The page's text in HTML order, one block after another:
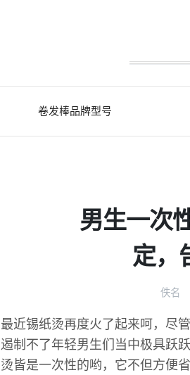
卷发棒品牌型号
男生一次
定，
佚名
最近锡纸烫再度火了起来呵，尽
遏制不了年轻男生们当中极具跃
烫皆是一次性的哟，它不但方便